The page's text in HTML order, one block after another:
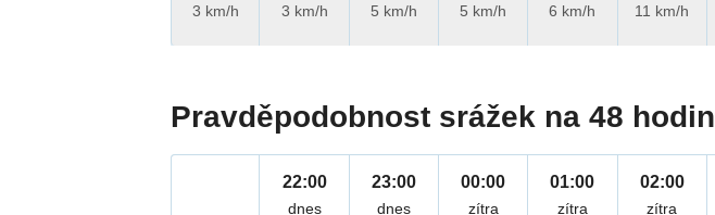
3 km/h
3 km/h
5 km/h
5 km/h
6 km/h
11 km/h
Pravděpodobnost srážek na 48 hodin
22:00
dnes
23:00
dnes
00:00
zítra
01:00
zítra
02:00
zítra